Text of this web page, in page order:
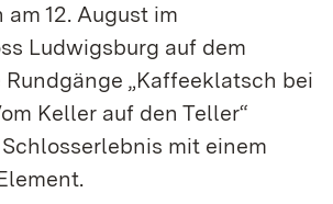
12. August im
Ludwigsburg auf dem
Rundgänge „Kaffeeklatsch bei
Keller auf den Teller“
mit einem